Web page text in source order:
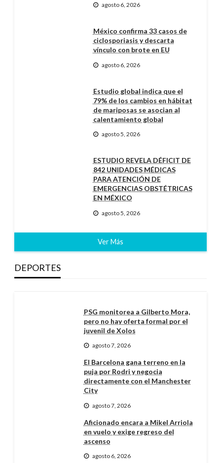
agosto 6, 2026
México confirma 33 casos de
ciclosporiasis y descarta
vínculo con brote en EU
agosto 6, 2026
Estudio global indica que el
79% de los cambios en hábitat
de mariposas se asocian al
calentamiento global
agosto 5, 2026
ESTUDIO REVELA DÉFICIT DE
842 UNIDADES MÉDICAS
PARA ATENCIÓN DE
EMERGENCIAS OBSTÉTRICAS
EN MÉXICO
agosto 5, 2026
Ver Más
DEPORTES
PSG monitorea a Gilberto Mora,
pero no hay oferta formal por el
juvenil de Xolos
agosto 7, 2026
El Barcelona gana terreno en la
puja por Rodri y negocia
directamente con el Manchester
City
agosto 7, 2026
Aficionado encara a Mikel Arriola
en vuelo y exige regreso del
ascenso
agosto 6, 2026